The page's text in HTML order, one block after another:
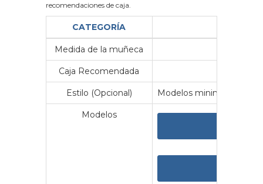
recomendaciones de caja.
CATEGORÍA
Medida de la muñeca
Caja Recomendada
Estilo (Opcional) Modelos minimalistas y
Modelos